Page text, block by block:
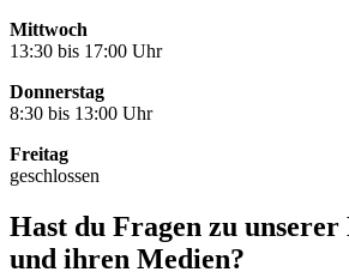
Mittwoch
13:30 bis 17:00 Uhr
Donnerstag
8:30 bis 13:00 Uhr
Freitag
geschlossen
Hast du Fragen zu
und ihren Medien?